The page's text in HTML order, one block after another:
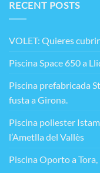
RECENT POSTS
VOLET: Quieres
Piscina Space 650 a
Piscina prefabricada
fusta a Girona.
Piscina poliester
l’Ametlla del Vallès
Piscina Oporto a Tora,